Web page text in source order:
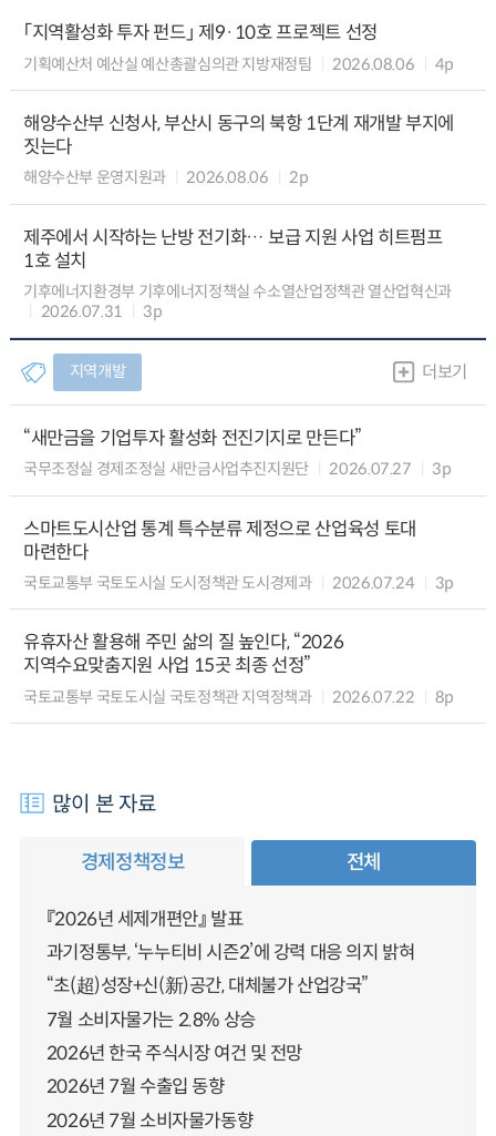
「지역활성화 투자 펀드」 제9·10호 프로젝트 선정
기획예산처 예산실 예산총괄심의관 지방재정팀 2026.08.06 4p
해양수산부 신청사, 부산시 동구의 북항 1단계 재개발 부지에
짓는다
해양수산부 운영지원과 2026.08.06 2p
제주에서 시작하는 난방 전기화… 보급 지원 사업 히트펌프
1호 설치
기후에너지환경부 기후에너지정책실 수소열산업정책관 열산업혁신과
2026.07.31
3p
지역개발 더보기
“새만금을 기업투자 활성화 전진기지로 만든다”
국무조정실 경제조정실 새만금사업추진지원단 2026.07.27 3p
스마트도시산업 통계 특수분류 제정으로 산업육성 토대
마련한다
국토교통부 국토도시실 도시정책관 도시경제과 2026.07.24 3p
유휴자산 활용해 주민 삶의 질 높인다, “2026
지역수요맞춤지원 사업 15곳 최종 선정”
국토교통부 국토도시실 국토정책관 지역정책과 2026.07.22 8p
많이 본 자료
경제정책정보 전체
『2026년 세제개편안』 발표
과기정통부, ‘누누티비 시즌2’에 강력 대응 의지 밝혀
“초(超)성장+신(新)공간, 대체불가 산업강국”
7월 소비자물가는 2.8% 상승
2026년 한국 주식시장 여건 및 전망
2026년 7월 수출입 동향
2026년 7월 소비자물가동향